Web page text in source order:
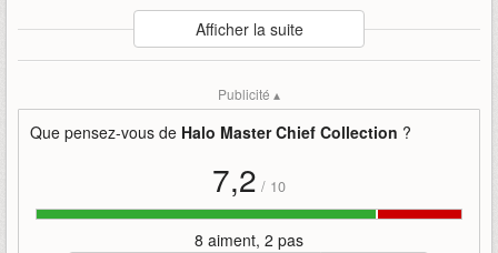
Auteur
Xbox Game Studios
: Alandring
halo-master-chief-collection
rejoint
x019 xbox-game-studios
Afficher la suite
Publicité ▴
Que pensez-vous de Halo Master Chief Collection ?
7,2 / 10
8 aiment, 2 pas